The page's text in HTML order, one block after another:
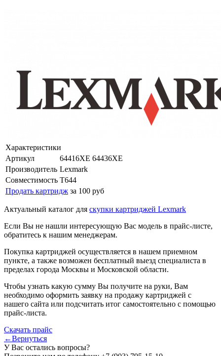
Характеристики
Артикул
64416XE 64436XE
Производитель Lexmark
Совместимость T644
Продать картридж за 100 руб
Актуальный каталог для скупки картриджей Lexmark
Если Вы не нашли интересующую Вас модель в прайс-листе,
обратитесь к нашим менеджерам.
Покупка картриджей осуществляется в нашем приемном
пункте, а также возможен бесплатный выезд специалиста в
пределах города Москвы и Московской области.
Чтобы узнать какую сумму Вы получите на руки, Вам
необходимо оформить заявку на продажу картриджей с
нашего сайта или подсчитать итог самостоятельно с помощью
прайс-листа.
Скачать прайс
←Вернуться
У Вас остались вопросы?